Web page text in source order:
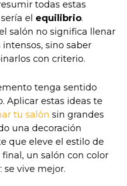
todas estas
el equilibrio.
salón no significa llenar
sino saber
con criterio.
tenga sentido
Aplicar estas ideas te
tu salón sin grandes
una decoración
que eleve el estilo de
un salón con color
se vive mejor.